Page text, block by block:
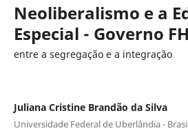
Neoliberalismo e a
Especial - Governo
entre a segregação e a integração
Juliana Cristine Brandão da Silva
Universidade Federal de Uberlândia -